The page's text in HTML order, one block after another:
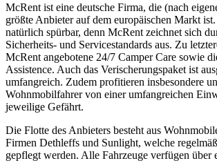
McRent ist eine deutsche Firma, die (nach
größte Anbieter auf dem europäischen Markt
natürlich spürbar, denn McRent zeichnet sich
Sicherheits- und Servicestandards aus. Zu
McRent angebotene 24/7 Camper Care sowie
Assistence. Auch das Verischerungspaket ist
umfangreich. Zudem profitieren insbesondere
Wohnmobilfahrer von einer umfangreichen
jeweilige Gefährt.
Die Flotte des Anbieters besteht aus
Firmen Dethleffs und Sunlight, welche
gepflegt werden. Alle Fahrzeuge verfügen über